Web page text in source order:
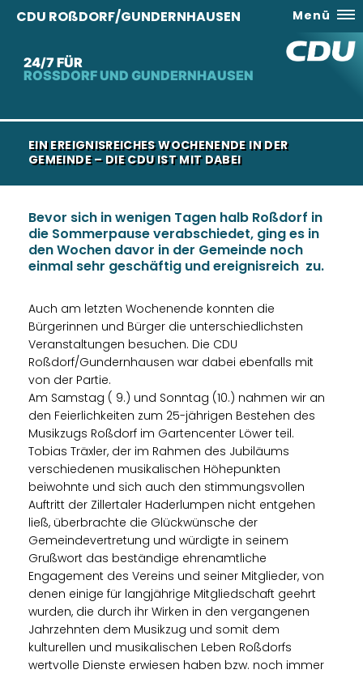
24/7 FÜR
ROSSDORF UND GUNDERNHAUSEN
CDU ROßDORF/GUNDERNHAUSEN Menü
EIN EREIGNISREICHES WOCHENENDE IN DER
GEMEINDE – DIE CDU IST MIT DABEI
Bevor sich in wenigen Tagen halb Roßdorf in
die Sommerpause verabschiedet, ging es in
den Wochen davor in der Gemeinde noch
einmal sehr geschäftig und ereignisreich zu.
Auch am letzten Wochenende konnten die
Bürgerinnen und Bürger die unterschiedlichsten
Veranstaltungen besuchen. Die CDU
Roßdorf/Gundernhausen war dabei ebenfalls mit
von der Partie.
Am Samstag ( 9.) und Sonntag (10.) nahmen wir an
den Feierlichkeiten zum 25-jährigen Bestehen des
Musikzugs Roßdorf im Gartencenter Löwer teil.
Tobias Träxler, der im Rahmen des Jubiläums
verschiedenen musikalischen Höhepunkten
beiwohnte und sich auch den stimmungsvollen
Auftritt der Zillertaler Haderlumpen nicht entgehen
ließ, überbrachte die Glückwünsche der
Gemeindevertretung und würdigte in seinem
Grußwort das beständige ehrenamtliche
Engagement des Vereins und seiner Mitglieder, von
denen einige für langjährige Mitgliedschaft geehrt
wurden, die durch ihr Wirken in den vergangenen
Jahrzehnten dem Musikzug und somit dem
kulturellen und musikalischen Leben Roßdorfs
wertvolle Dienste erwiesen haben bzw. noch immer